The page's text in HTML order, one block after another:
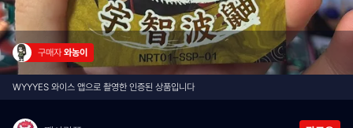
구매자 와농이
WYYYES 와이스 앱으로 촬영한 인증된 상품입니다